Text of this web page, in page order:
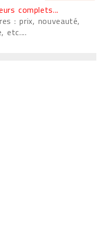
complets...
: prix, nouveauté,
etc....